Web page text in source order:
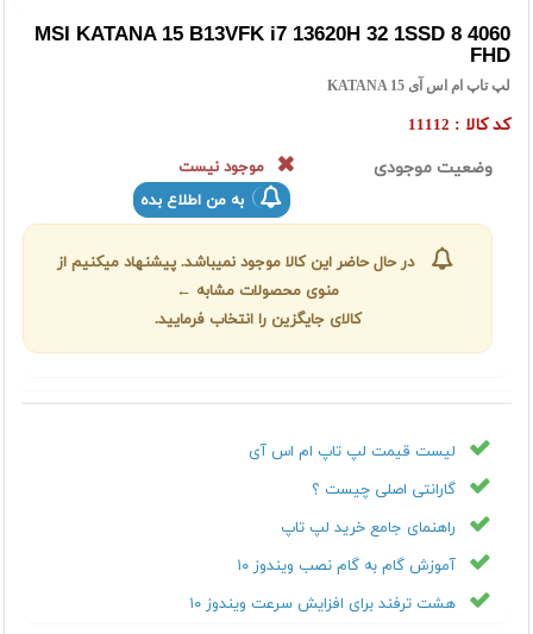
MSI KATANA 15 B13VFK i7 13620H 32 1SSD 8 4060
FHD
لپ تاپ ام اس آی KATANA 15
کد کالا : 11112
وضعیت موجودی
موجود نیست
به من اطلاع بده
در حال حاضر این کالا موجود نمیباشد. پیشنهاد میکنیم از
منوی محصولات مشابه ←
کالای جایگزین را انتخاب فرمایید.
لیست قیمت لپ تاپ ام اس آی
گارانتی اصلی چیست ؟
راهنمای جامع خرید لپ تاپ
آموزش گام به گام نصب ویندوز ۱۰
هشت ترفند برای افزایش سرعت ویندوز ۱۰